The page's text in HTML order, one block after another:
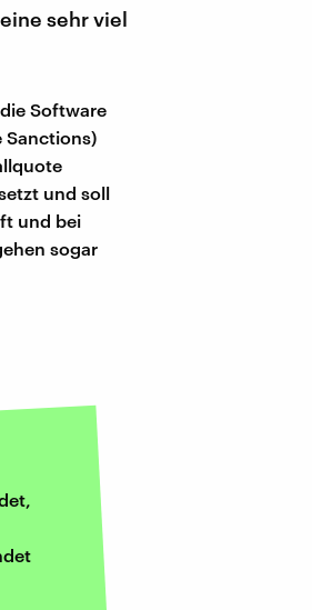
sehr viel
Software
Sanctions)
und soll
und bei
sogar